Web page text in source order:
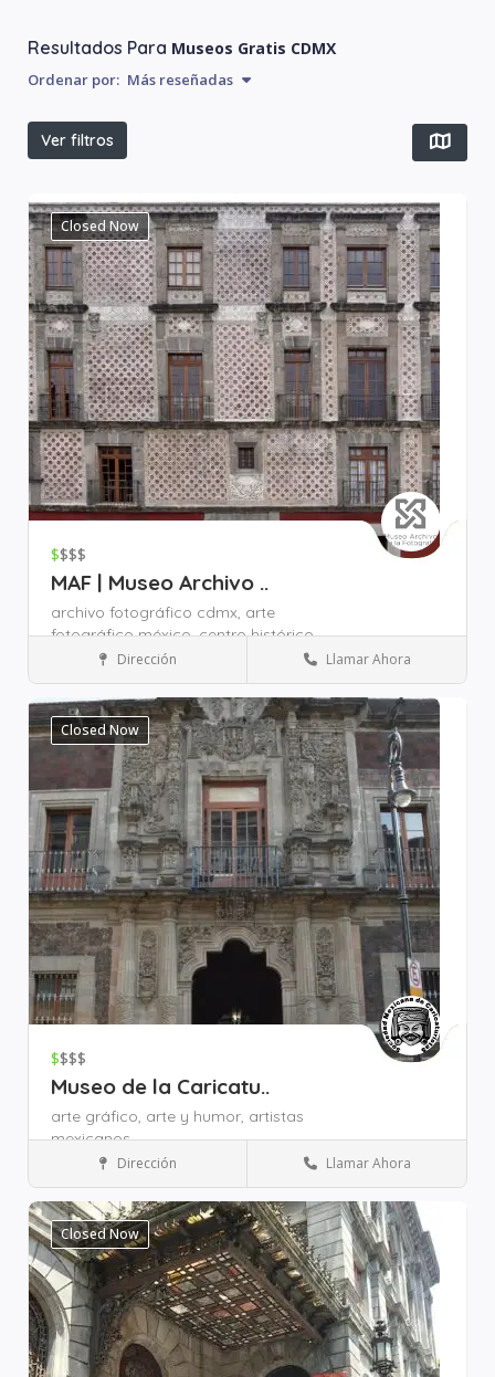
Resultados Para Museos Gratis CDMX
Ordenar por: Más reseñadas
Ver filtros
Closed Now
$$$$
MAF | Museo Archivo ..
archivo fotográfico cdmx, arte
fotográfico méxico,centro histórico
cdmx museos,
Museos y Cultura Zona Zócalo
Dirección Llamar Ahora
Closed Now
$$$$
Museo de la Caricatu..
arte gráfico, arte y humor, artistas
mexicanos,
Museos y Cultura
Zona Plaza de Santo DomingoZona Zócalo
Dirección Llamar Ahora
Closed Now